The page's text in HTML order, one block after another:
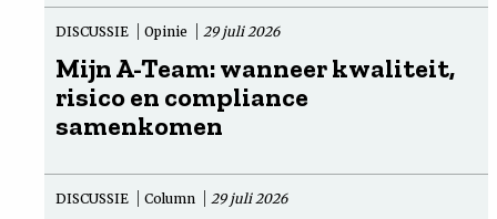
DISCUSSIE Opinie 29 juli 2026
Mijn A-Team: wanneer kwaliteit,
risico en compliance
samenkomen
DISCUSSIE Column 29 juli 2026